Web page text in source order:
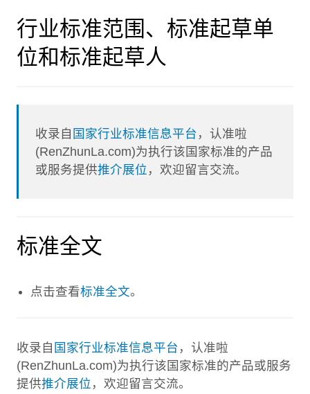
行业标准范围、标准起草单
位和标准起草人
收录自 国家行业标准信息平台 ，认准啦
(RenZhunLa.com)为执行该国家标准的产品
或服务提供推介展位 ，欢迎留言交流。
标准全文
点击查看标准全文。
收录自 国家行业标准信息平台 ，认准啦
(RenZhunLa.com)为执行该国家标准的产品或服务
提供推介展位 ，欢迎留言交流。